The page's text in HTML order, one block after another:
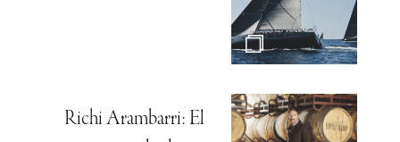
Richi Arambarri: El